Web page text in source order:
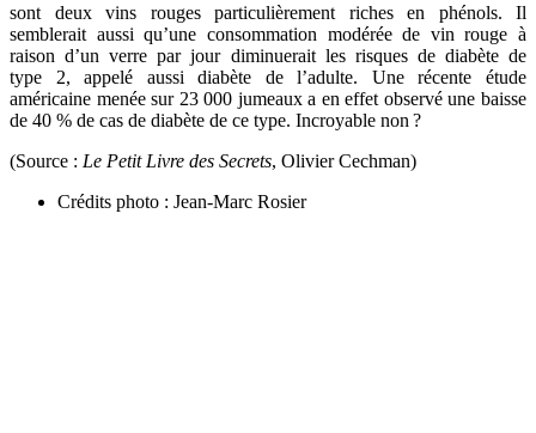
sont deux vins rouges particulièrement riches en phénols. Il
semblerait aussi qu’une consommation modérée de vin rouge à
raison d’un verre par jour diminuerait les risques de diabète de
type 2, appelé aussi diabète de l’adulte. Une récente étude
américaine menée sur 23 000 jumeaux a en effet observé une baisse
de 40 % de cas de diabète de ce type. Incroyable non ?
(Source : Le Petit Livre des Secrets, Olivier Cechman)
Crédits photo : Jean-Marc Rosier